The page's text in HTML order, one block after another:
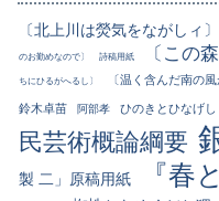
〔北上川は熒気をながしィ〕
のお勤めなので〕 詩稿用紙 〔この
ちにひるがへるし〕 〔温く含んだ南の風
鈴木卓苗 阿部孝 ひのきとひなげし
民芸術概論綱要
製 二」原稿用紙
『春